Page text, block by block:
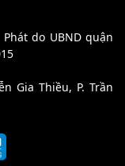
do UBND quận
Gia Thiều, P. Trần